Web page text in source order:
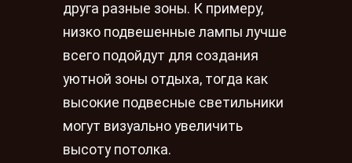
друга разные зоны. К примеру,
низко подвешенные лампы лучше
всего подойдут для создания
уютной зоны отдыха, тогда как
высокие подвесные светильники
могут визуально увеличить
высоту потолка.